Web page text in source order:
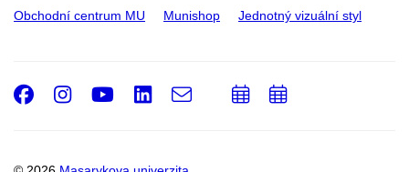
Obchodní centrum MU Munishop Jednotný vizuální styl
Facebook
Instagram
Youtube
LinkedIn
e-
PřidatPřidat